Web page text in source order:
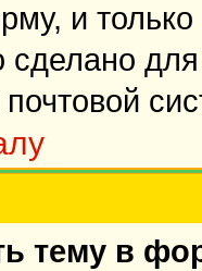
и
почтовой
тему в